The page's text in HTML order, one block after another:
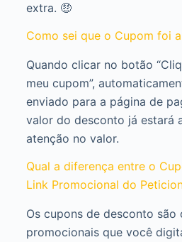
extra. 🤑
Como sei que o Cupom foi
Quando clicar no botão
meu cupom”,
enviado para a página de
valor do desconto já estará
atenção no valor.
Qual a diferença entre o
Link Promocional do
Os cupons de desconto são
promocionais que você